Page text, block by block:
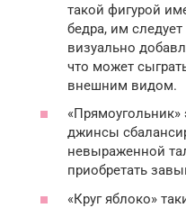
такой фигурой
бедра, им
визуально
что может
внешним видом.
«Прямоугольник»
джинсы
невыраженной
приобретать
«Круг яблоко»